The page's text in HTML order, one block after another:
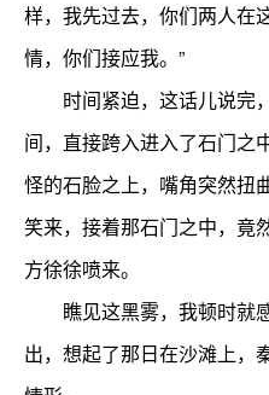
样，我先过去，你们两人在
情，你们接应我。”
时间紧迫，这话儿说完
间，直接跨入进入了石门之
怪的石脸之上，嘴角突然扭
笑来，接着那石门之中，竟
方徐徐喷来。
瞧见这黑雾，我顿时就
出，想起了那日在沙滩上，